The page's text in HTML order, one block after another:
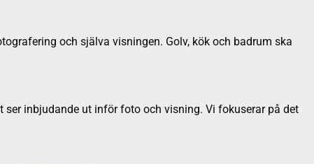
och själva visningen. Golv, kök och badrum ska
inbjudande ut inför foto och visning. Vi fokuserar på det